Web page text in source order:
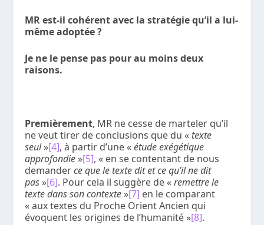
MR est-il cohérent avec la stratégie qu’il a lui-
même adoptée ?
Je ne le pense pas pour au moins deux
raisons.
Premièrement, MR ne cesse de marteler qu’il
ne veut tirer de conclusions que du « texte
seul»[4], à partir d’une «étude exégétique
approfondie »[5], « en se contentant de nous
demanderce que le texte dit et ce qu’il ne dit
pas »[6]. Pour cela il suggère de «remettre le
texte dans son contexte »[7] en le comparant
« aux textes du Proche Orient Ancien qui
évoquent les origines de l’humanité »[8].